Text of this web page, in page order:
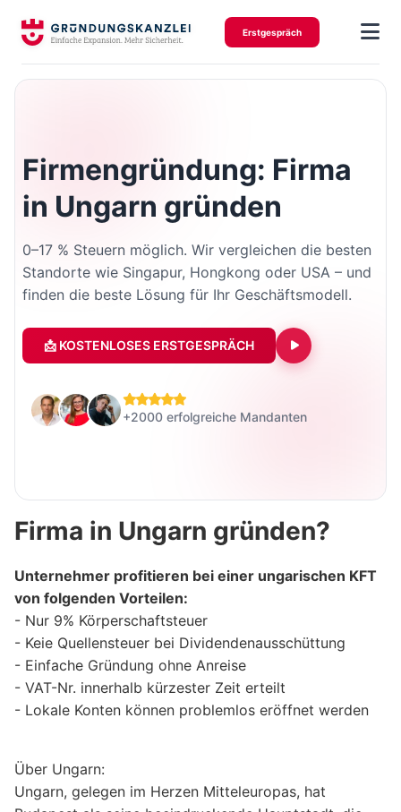
Erstgespräch
Firmengründung: Firma
in Ungarn gründen
0–17 % Steuern möglich. Wir vergleichen die besten
Standorte wie Singapur, Hongkong oder USA – und
finden die beste Lösung für Ihr Geschäftsmodell.
📩 KOSTENLOSES ERSTGESPRÄCH
+2000 erfolgreiche Mandanten
Firma in Ungarn gründen?
Unternehmer profitieren bei einer ungarischen KFT
von folgenden Vorteilen:
- Nur 9% Körperschaftsteuer
- Keie Quellensteuer bei Dividendenausschüttung
- Einfache Gründung ohne Anreise
- VAT-Nr. innerhalb kürzester Zeit erteilt
- Lokale Konten können problemlos eröffnet werden
Über Ungarn:
Ungarn, gelegen im Herzen Mitteleuropas, hat